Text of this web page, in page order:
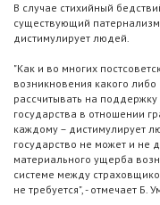
В случае стихийный
существующий
дистимулирует людей.
"Как и во многих
возникновения какого
рассчитывать на
государства в отношении
каждому – дистимулирует
государство не может и
материального ущерба
системе между
не требуется", - отмечает Б.